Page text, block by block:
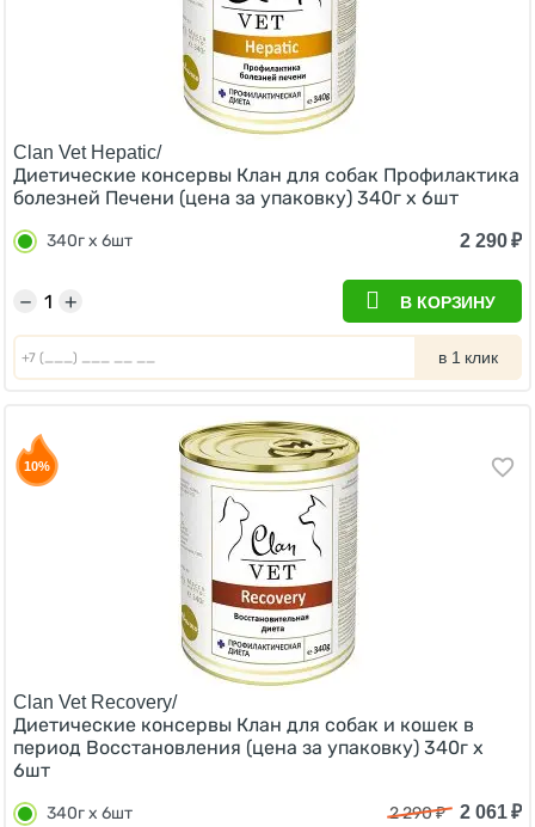
Clan Vet Hepatic/
Диетические консервы Клан для собак Профилактика
болезней Печени (цена за упаковку) 340г х 6шт
340г х 6шт 2 290₽
+
− В КОРЗИНУ
в 1 клик
10%
Clan Vet Recovery/
Диетические консервы Клан для собак и кошек в
период Восстановления (цена за упаковку) 340г х
6шт
340г х 6шт 2 290₽ 2 061₽